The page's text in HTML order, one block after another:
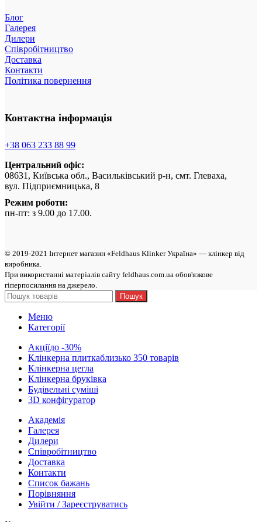
Блог
Галерея
Дилери
Співробітництво
Доставка
Контакти
Політика повернення
Контактна інформація
+38 063 233 88 99
Центральний офіс:
08631, Київська обл., Васильківський р-н, смт. Глеваха,
вул. Підприємницька, 8
Режим роботи:
пн-пт: з 9.00 до 17.00.
© 2019-2021 Інтернет магазин «Feldhaus Klinker Україна» — клінкер від
виробникa.
При використанні матеріалів сайту feldhaus.com.ua обов'язкове
гіперпосилання на джерело.
Пошук
Меню
Категорії
Акціїдо -30%
Клінкерна плиткаблизько 350 товарів
Клінкерна цегла
Клінкерна бруківка
Будівельні суміші
3D конфігуратор
Академія
Галерея
Дилери
Cпівробітництво
Доставка
Контакти
Список бажань
Порівняння
Увійти / Зареєструватись